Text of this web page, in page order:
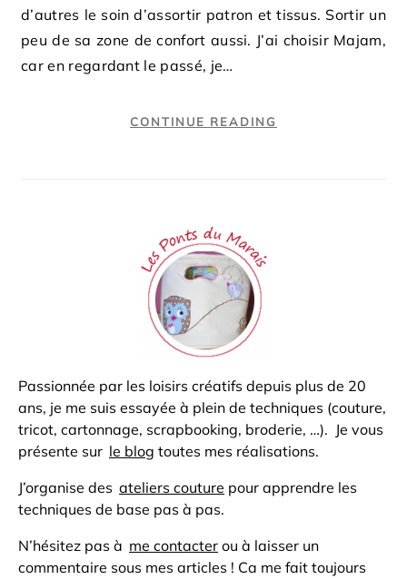
d’autres le soin d’assortir patron et tissus. Sortir un
peu de sa zone de confort aussi. J’ai choisir Majam,
car en regardant le passé, je…
CONTINUE READING
Passionnée par les loisirs créatifs depuis plus de 20
ans, je me suis essayée à plein de techniques (couture,
tricot, cartonnage, scrapbooking, broderie, …). Je vous
présente sur le blog toutes mes réalisations.
J’organise des ateliers couture pour apprendre les
techniques de base pas à pas.
N’hésitez pas à me contacter ou à laisser un
commentaire sous mes articles ! Ca me fait toujours